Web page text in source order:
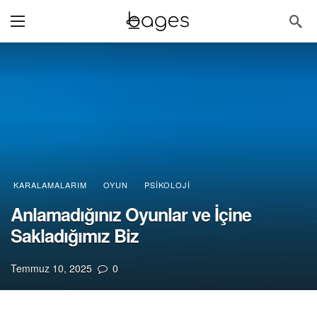
KARALAMALARIM OYUN PSIKOLOJI
Anlamadığınız Oyunlar ve İçine
Sakladığımız Biz
Temmuz 10, 2025 0